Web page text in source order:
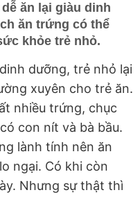
ăn lại giàu dinh
ăn trứng có thể
khỏe trẻ nhỏ.
dưỡng, trẻ nhỏ lại
xuyên cho trẻ ăn.
nhiều trứng, chục
con nít và bà bầu.
lành tính nên ăn
ngại. Có khi còn
Nhưng sự thật thì